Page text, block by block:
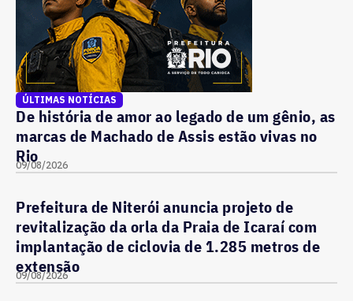
ÚLTIMAS NOTÍCIAS
De história de amor ao legado de um gênio, as
marcas de Machado de Assis estão vivas no
Rio
09/08/2026
Prefeitura de Niterói anuncia projeto de
revitalização da orla da Praia de Icaraí com
implantação de ciclovia de 1.285 metros de
extensão
09/08/2026